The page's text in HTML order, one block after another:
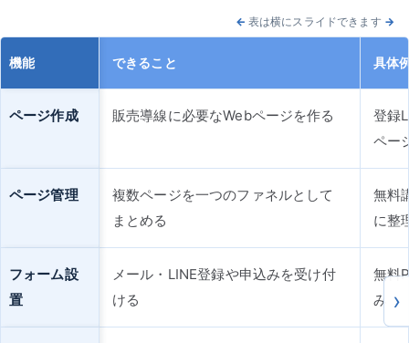
← 表は横にスライドできます →
機能 できること 具体
ページ作成 販売導線に必要なWebページを作る
登録
ペー
ページ管理
複数ページを一つのファネルとして
まとめる
無料
に整
フォーム設
置
メール・LINE登録や申込みを受け付
ける
無料
み